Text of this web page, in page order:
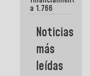
a 1.766
comerciantes
emprendedores
afectados
por
terremotos
Noticias
más
leídas